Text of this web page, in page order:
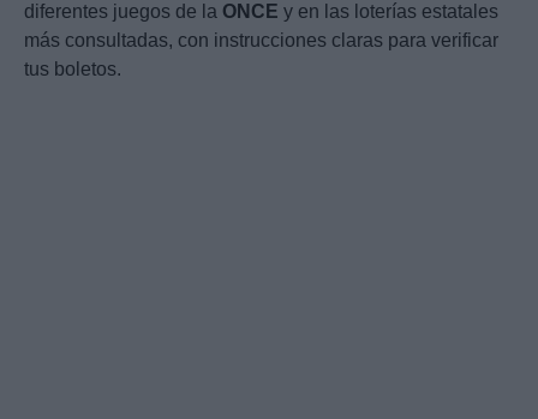
diferentes juegos de la ONCE y en las loterías estatales
más consultadas, con instrucciones claras para verificar
tus boletos.